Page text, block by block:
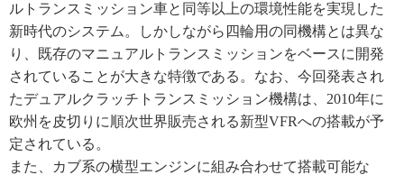
ルトランスミッション車と同等以上の環境性能を実現した
新時代のシステム。しかしながら四輪用の同機構とは異な
り、既存のマニュアルトランスミッションをベースに開発
されていることが大きな特徴である。なお、今回発表され
たデュアルクラッチトランスミッション機構は、2010年に
欧州を皮切りに順次世界販売される新型VFRへの搭載が予
定されている。
また、カブ系の横型エンジンに組み合わせて搭載可能な